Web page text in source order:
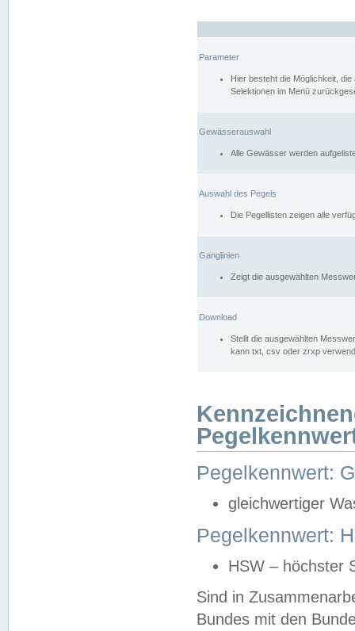
Parameter
Hier besteht die Möglichkeit,
Selektionen im Menü
Gewässerauswahl
Alle Gewässer werden
Auswahl des Pegels
Die Pegellisten zeigen alle
Ganglinien
Zeigt die ausgewählten
Download
Stellt die ausgewählten
kann txt, csv oder zrxp
Pegelkennwert:
gleichwertiger
Pegelkennwert:
HSW – höchster
Sind in
Bundes mit den